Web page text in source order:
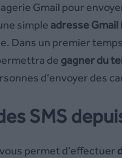
Gmail pour
simple adresse Gmail
Dans un premier
de gagner du
d’envoyer des
SMS
permet d’effectuer